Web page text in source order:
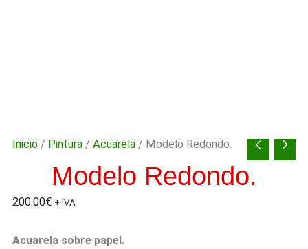
Inicio/ Pintura/ Acuarela/ Modelo Redondo.
Modelo Redondo.
200.00€ + IVA
Acuarela sobre papel.